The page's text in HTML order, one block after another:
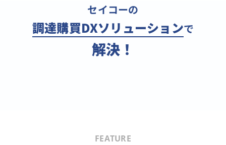
セイコーの
調達購買DXソリューションで
解決！
FEATURE